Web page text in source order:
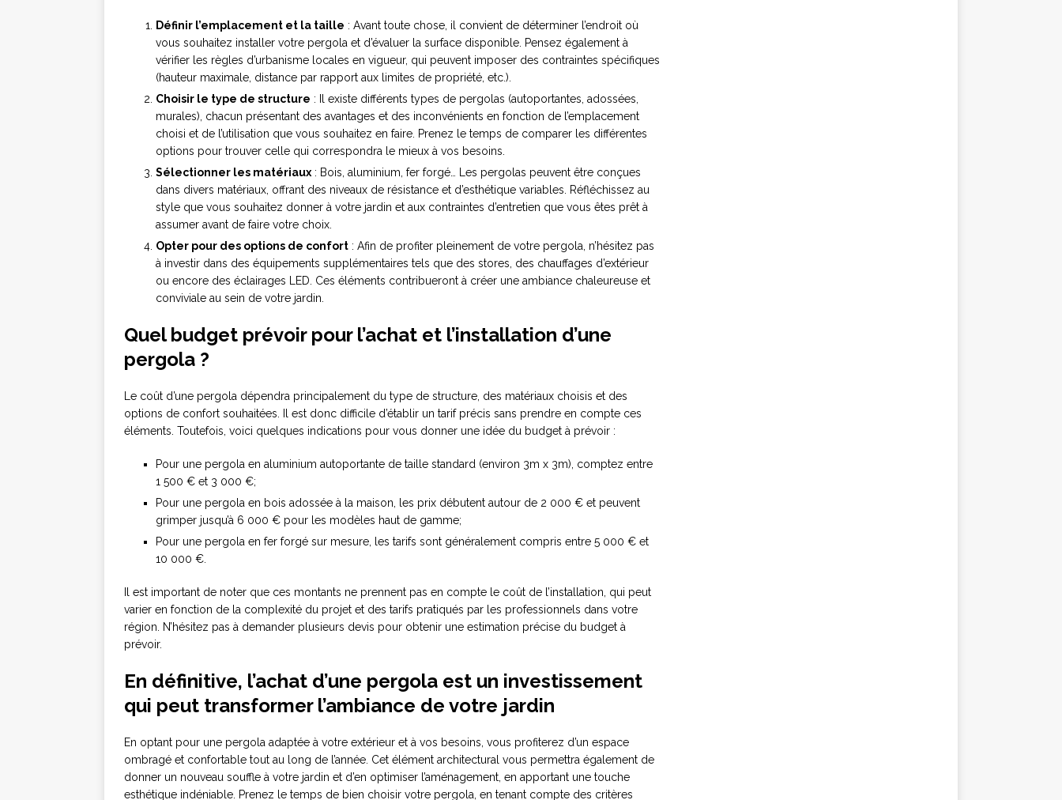
Définir l’emplacement et la taille : Avant toute chose, il convient de déterminer l’endroit où
vous souhaitez installer votre pergola et d’évaluer la surface disponible. Pensez également à
vérifier les règles d’urbanisme locales en vigueur, qui peuvent imposer des contraintes spécifiques
(hauteur maximale, distance par rapport aux limites de propriété, etc.).
Choisir le type de structure : Il existe différents types de pergolas (autoportantes, adossées,
murales), chacun présentant des avantages et des inconvénients en fonction de l’emplacement
choisi et de l’utilisation que vous souhaitez en faire. Prenez le temps de comparer les différentes
options pour trouver celle qui correspondra le mieux à vos besoins.
Sélectionner les matériaux : Bois, aluminium, fer forgé… Les pergolas peuvent être conçues
dans divers matériaux, offrant des niveaux de résistance et d’esthétique variables. Réfléchissez au
style que vous souhaitez donner à votre jardin et aux contraintes d’entretien que vous êtes prêt à
assumer avant de faire votre choix.
Opter pour des options de confort : Afin de profiter pleinement de votre pergola, n’hésitez pas
à investir dans des équipements supplémentaires tels que des stores, des chauffages d’extérieur
ou encore des éclairages LED. Ces éléments contribueront à créer une ambiance chaleureuse et
conviviale au sein de votre jardin.
Quel budget prévoir pour l’achat et l’installation d’une
pergola ?
Le coût d’une pergola dépendra principalement du type de structure, des matériaux choisis et des
options de confort souhaitées. Il est donc difficile d’établir un tarif précis sans prendre en compte ces
éléments. Toutefois, voici quelques indications pour vous donner une idée du budget à prévoir :
Pour une pergola en aluminium autoportante de taille standard (environ 3m x 3m), comptez entre
1 500 € et 3 000 €;
Pour une pergola en bois adossée à la maison, les prix débutent autour de 2 000 € et peuvent
grimper jusqu’à 6 000 € pour les modèles haut de gamme;
Pour une pergola en fer forgé sur mesure, les tarifs sont généralement compris entre 5 000 € et
10 000 €.
Il est important de noter que ces montants ne prennent pas en compte le coût de l’installation, qui peut
varier en fonction de la complexité du projet et des tarifs pratiqués par les professionnels dans votre
région. N’hésitez pas à demander plusieurs devis pour obtenir une estimation précise du budget à
prévoir.
En définitive, l’achat d’une pergola est un investissement
qui peut transformer l’ambiance de votre jardin
En optant pour une pergola adaptée à votre extérieur et à vos besoins, vous profiterez d’un espace
ombragé et confortable tout au long de l’année. Cet élément architectural vous permettra également de
donner un nouveau souffle à votre jardin et d’en optimiser l’aménagement, en apportant une touche
esthétique indéniable. Prenez le temps de bien choisir votre pergola, en tenant compte des critères